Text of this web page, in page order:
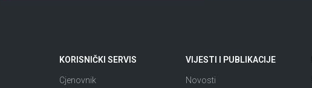
KORISNIČKI SERVIS
Cjenovnik
VIJESTI I PUBLIKACIJE
Novosti